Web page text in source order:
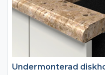
Undermonterad